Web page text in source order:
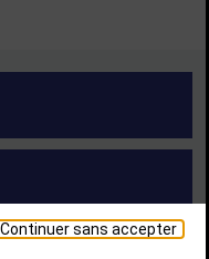
Continuer sans accepter